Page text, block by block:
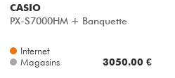
CASIO
PX-S7000HM + Banquette
Internet
Magasins
3050.00 €